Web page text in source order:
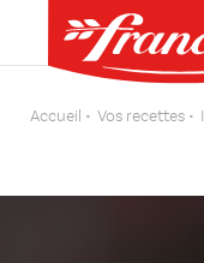
Accueil Vos recettes